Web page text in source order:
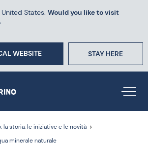
States. Would you like to visit
WEBSITE STAY HERE
la storia, le iniziative e le novità
minerale naturale